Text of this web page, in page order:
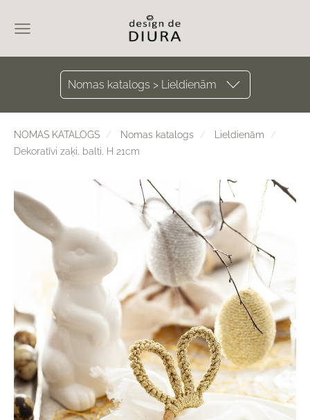
Nomas katalogs > Lieldienām
NOMAS KATALOGS Nomas katalogs
Lieldienām
Dekoratīvi zaķi, balti, H 21cm